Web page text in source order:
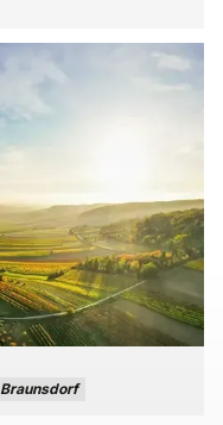
Braunsdorf